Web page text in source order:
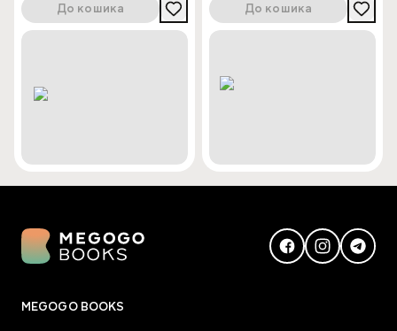
До кошика До кошика
MEGOGO BOOKS